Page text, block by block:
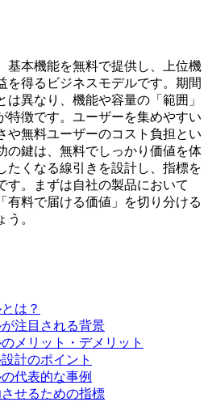
基本機能を無料で提供し、上位機
を得るビジネスモデルです。期間
異なり、機能や容量の「範囲」
特徴です。ユーザーを集めやすい
や無料ユーザーのコスト負担とい
の鍵は、無料でしっかり価値を体
たくなる線引きを設計し、指標を
す。まずは自社の製品において
有料で届ける価値」を切り分ける
。
は？
注目される背景
メリット・デメリット
計のポイント
代表的な事例
せるための指標